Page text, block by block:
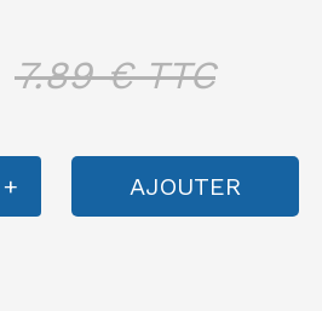
7.89€ TTC
+ AJOUTER